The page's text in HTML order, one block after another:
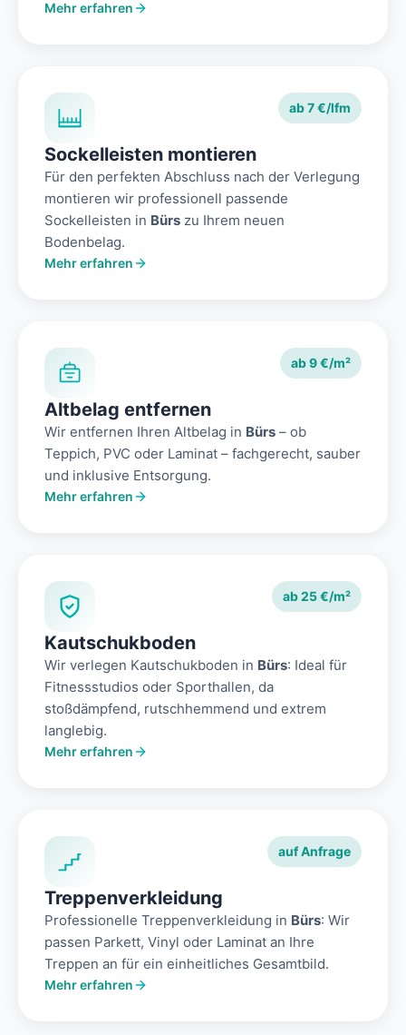
Mehr erfahren
ab 7 €/lfm
Sockelleisten montieren
Für den perfekten Abschluss nach der Verlegung
montieren wir professionell passende
Sockelleisten in Bürs zu Ihrem neuen
Bodenbelag.
Mehr erfahren
ab 9 €/m²
Altbelag entfernen
Wir entfernen Ihren Altbelag in Bürs – ob
Teppich, PVC oder Laminat – fachgerecht, sauber
und inklusive Entsorgung.
Mehr erfahren
ab 25 €/m²
Kautschukboden
Wir verlegen Kautschukboden in Bürs: Ideal für
Fitnessstudios oder Sporthallen, da
stoßdämpfend, rutschhemmend und extrem
langlebig.
Mehr erfahren
auf Anfrage
Treppenverkleidung
Professionelle Treppenverkleidung in Bürs: Wir
passen Parkett, Vinyl oder Laminat an Ihre
Treppen an für ein einheitliches Gesamtbild.
Mehr erfahren